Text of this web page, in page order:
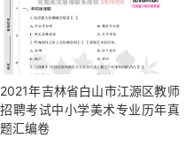
2021年吉林省白山市江源区教师
招聘考试中小学美术专业历年真
题汇编卷